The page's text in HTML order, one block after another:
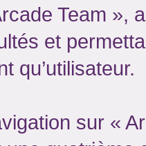
Team »,
et
qu’utilisateur.
sur «